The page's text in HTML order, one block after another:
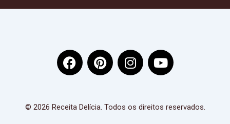
F
a
b
P
i
e
I
n
a
Y
o
u
© 2026 Receita Delícia. Todos os direitos reservados.